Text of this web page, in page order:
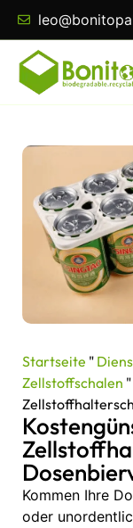
Startseite "
Zellstoffschalen "
Kommen Ihre
oder